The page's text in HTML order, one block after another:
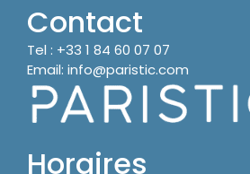
Contact
Tel : +33 1 84 60 07 07
Email: info@paristic.com
Horaires